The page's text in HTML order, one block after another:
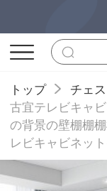
トップ
チェ
古宜テレビキャ
の背景の壁棚棚
レビキャビネッ